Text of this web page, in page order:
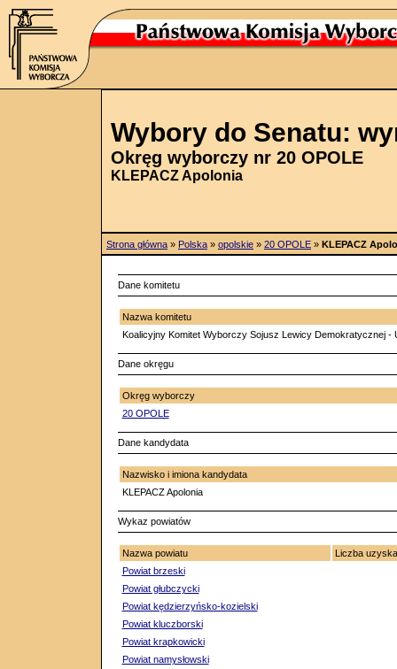
Wybory do Senatu:
Okręg wyborczy nr 20 OPOLE
KLEPACZ Apolonia
Strona główna » Polska » opolskie » 20 OPOLE » KLEPACZ
Dane komitetu
Nazwa komitetu
Koalicyjny Komitet Wyborczy Sojusz Lewicy Demokratycznej -
Dane okręgu
Okręg wyborczy
20 OPOLE
Dane kandydata
Nazwisko i imiona kandydata
KLEPACZ Apolonia
Wykaz powiatów
Nazwa powiatu
Liczba
Powiat brzeski
Powiat głubczycki
Powiat kędzierzyńsko-kozielski
Powiat kluczborski
Powiat krapkowicki
Powiat namysłowski